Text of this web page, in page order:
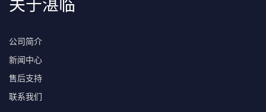
关于湛临
公司简介
新闻中心
售后支持
联系我们